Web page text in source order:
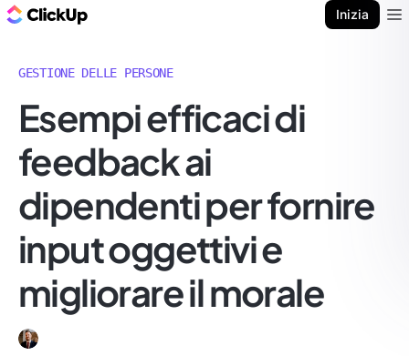
Inizia
GESTIONE DELLE PERSONE
Esempi efficaci di
feedback ai
dipendenti per fornire
input oggettivi e
migliorare il morale